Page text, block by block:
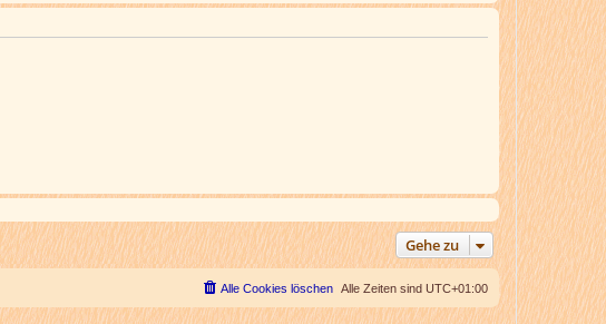
Gehe zu
Alle Zeiten sind UTC+01:00
Alle Cookies löschen